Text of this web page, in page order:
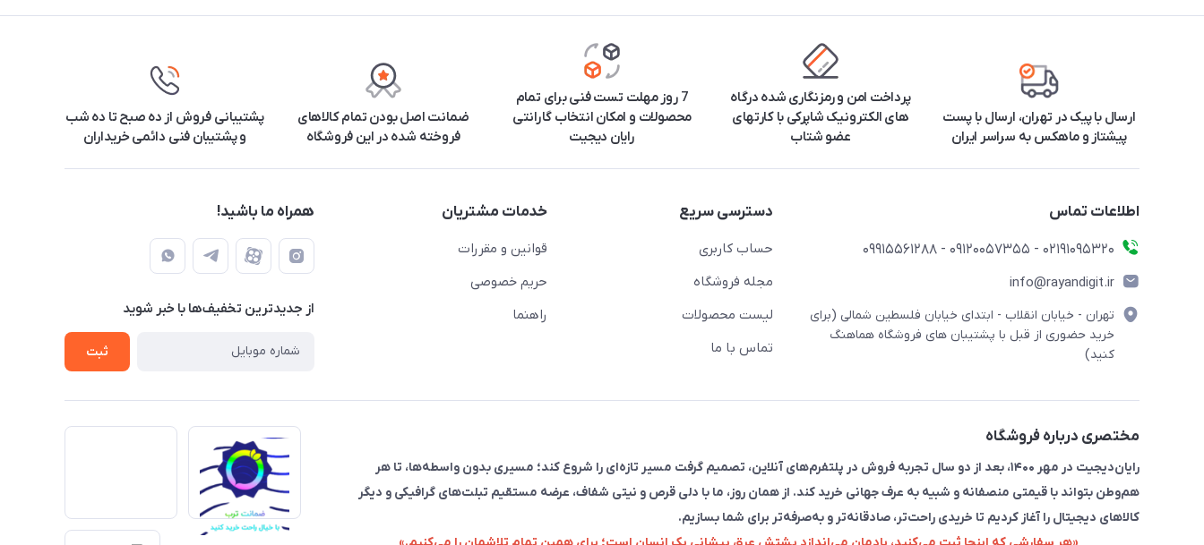
ارسال با پیک در تهران، ارسال با پست
پیشتاز و ماهکس به سراسر ایران
پرداخت امن و رمزنگاری شده درگاه
های الکترونیک شاپرکی با کارتهای
عضو شتاب
7 روز مهلت تست فنی برای تمام
محصولات و امکان انتخاب گارانتی
رایان دیجیت
ضمانت اصل بودن تمام کالاهای
فروخته شده در این فروشگاه
پشتیبانی فروش از ده صبح تا ده شب
و پشتیبان فنی دائمی خریداران
اطلاعات تماس
۰۲۱91095320 - 09120057355 - 09915561288
info@rayandigit.ir
تهران - خیابان انقلاب - ابتدای خیابان فلسطین شمالی (برای
خرید حضوری از قبل با پشتیبان های فروشگاه هماهنگ
کنید)
دسترسی سریع
حساب کاربری
مجله فروشگاه
لیست محصولات
تماس با ما
خدمات مشتریان
قوانین و مقررات
حریم خصوصی
راهنما
همراه ما باشید!
از جدید‌ترین تخفیف‌ها با‌ خبر شوید
ثبت
مختصری درباره فروشگاه
رایان‌دیجیت در مهر ۱۴۰۰، بعد از دو سال تجربه فروش در پلتفرم‌های آنلاین، تصمیم گرفت مسیر تازه‌ای را شروع کند؛ مسیری بدون واسطه‌ها، تا هر
هم‌وطن بتواند با قیمتی منصفانه و شبیه به عرف جهانی خرید کند. از همان روز، ما با دلی قرص و نیتی شفاف، عرضه مستقیم تبلت‌های گرافیکی و دیگر
کالاهای دیجیتال را آغاز کردیم تا خریدی راحت‌تر، صادقانه‌تر و به‌صرفه‌تر برای شما بسازیم.